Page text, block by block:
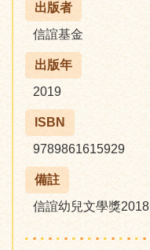
出版者
信誼基金
出版年
2019
ISBN
9789861615929
備註
信誼幼兒文學獎2018